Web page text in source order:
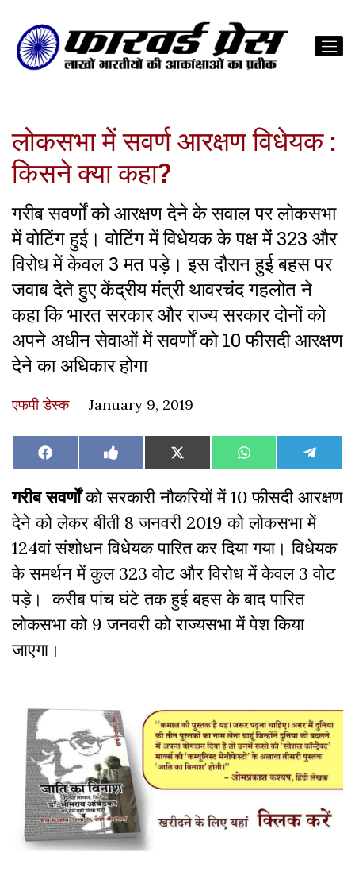
लोकसभा में सवर्ण आरक्षण विधेयक :
किसने क्या कहा?
गरीब सवर्णों को आरक्षण देने के सवाल पर लोकसभा
में वोटिंग हुई। वोटिंग में विधेयक के पक्ष में 323 और
विरोध में केवल 3 मत पड़े। इस दौरान हुई बहस पर
जवाब देते हुए केंद्रीय मंत्री थावरचंद गहलोत ने
कहा कि भारत सरकार और राज्य सरकार दोनों को
अपने अधीन सेवाओं में सवर्णों को 10 फीसदी आरक्षण
देने का अधिकार होगा
एफपी डेस्‍क January 9, 2019
Share
on
Facebook Share
on
Like
on
Facebook
Share
on
X
(Twitter)
Share
on
WhatsAppShare
on
गरीब सवर्णोंको सरकारी नौकरियों में 10 फीसदी आरक्षण
देने को लेकर बीती 8 जनवरी 2019 को लोकसभा में
124वां संशोधन विधेयक पारित कर दिया गया। विधेयक
के समर्थन में कुल 323 वोट और विरोध में केवल 3 वोट
पड़े। करीब पांच घंटे तक हुई बहस के बाद पारित
लोकसभा को 9 जनवरी को राज्यसभा में पेश किया
जाएगा।